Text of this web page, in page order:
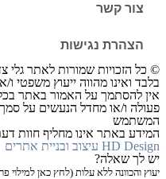
צור קשר
הצהרת נגישות
© כל הזכויות שמורות לאתר גלי
בלבד ואינו מהווה ייעוץ משפטי
אין להסתמך על האמור באתר
פעולה ו/או מחדל הנעשים על
המשתמש
המידע באתר אינו מחליף חוות
HD Design עיצוב ובניית אתרים
יש לך שאלה?
יעוץ והכוונה ללא עלות (לחץ כאן למילוי